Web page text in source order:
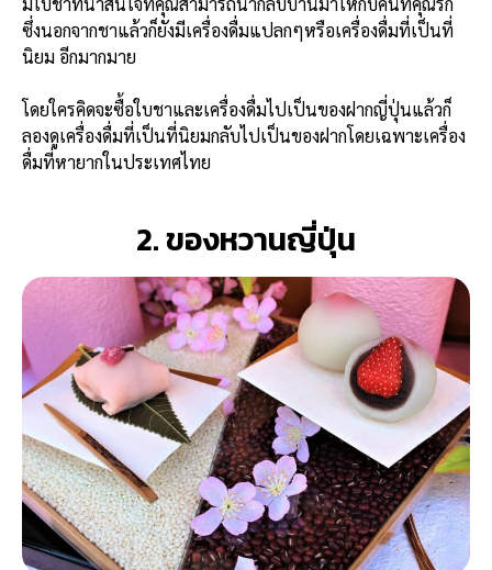
ซึ่งนอกจากชาแล้วก็ยังมีเครื่องดื่มแปลกๆหรือเครื่องดื่มที่เป็นที่
นิยม อีกมากมาย
โดยใครคิดจะซื้อใบชาและเครื่องดื่มไปเป็นของฝากญี่ปุ่นแล้วก็
ลองดูเครื่องดื่มที่เป็นที่นิยมกลับไปเป็นของฝากโดยเฉพาะเครื่อง
ดื่มที่หายากในประเทศไทย
2. ของหวานญี่ปุ่น